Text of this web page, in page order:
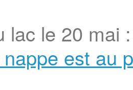
lac le 20 mai
est au